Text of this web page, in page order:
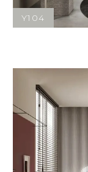
Y104